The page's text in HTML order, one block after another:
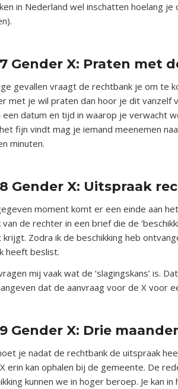
in Nederland wel inschatten hoelang
Gender X: Praten met
gevallen vraagt de rechtbank je om te
met je wil praten dan hoor je dit vanzelf
een datum en tijd in waarop je verwacht
fijn vindt mag je iemand meenemen
minuten.
Gender X: Uitspraak
moment komt er een einde aan
de rechter in een brief die de
Zodra ik de beschikking heb
heeft beslist.
mij vaak wat de ‘slagingskans’ is.
dat de aanvraag voor de X voor
Gender X: Drie
je nadat de rechtbank de uitspraak
erin kan ophalen bij de gemeente. De
kunnen we in hoger beroep. Je kan